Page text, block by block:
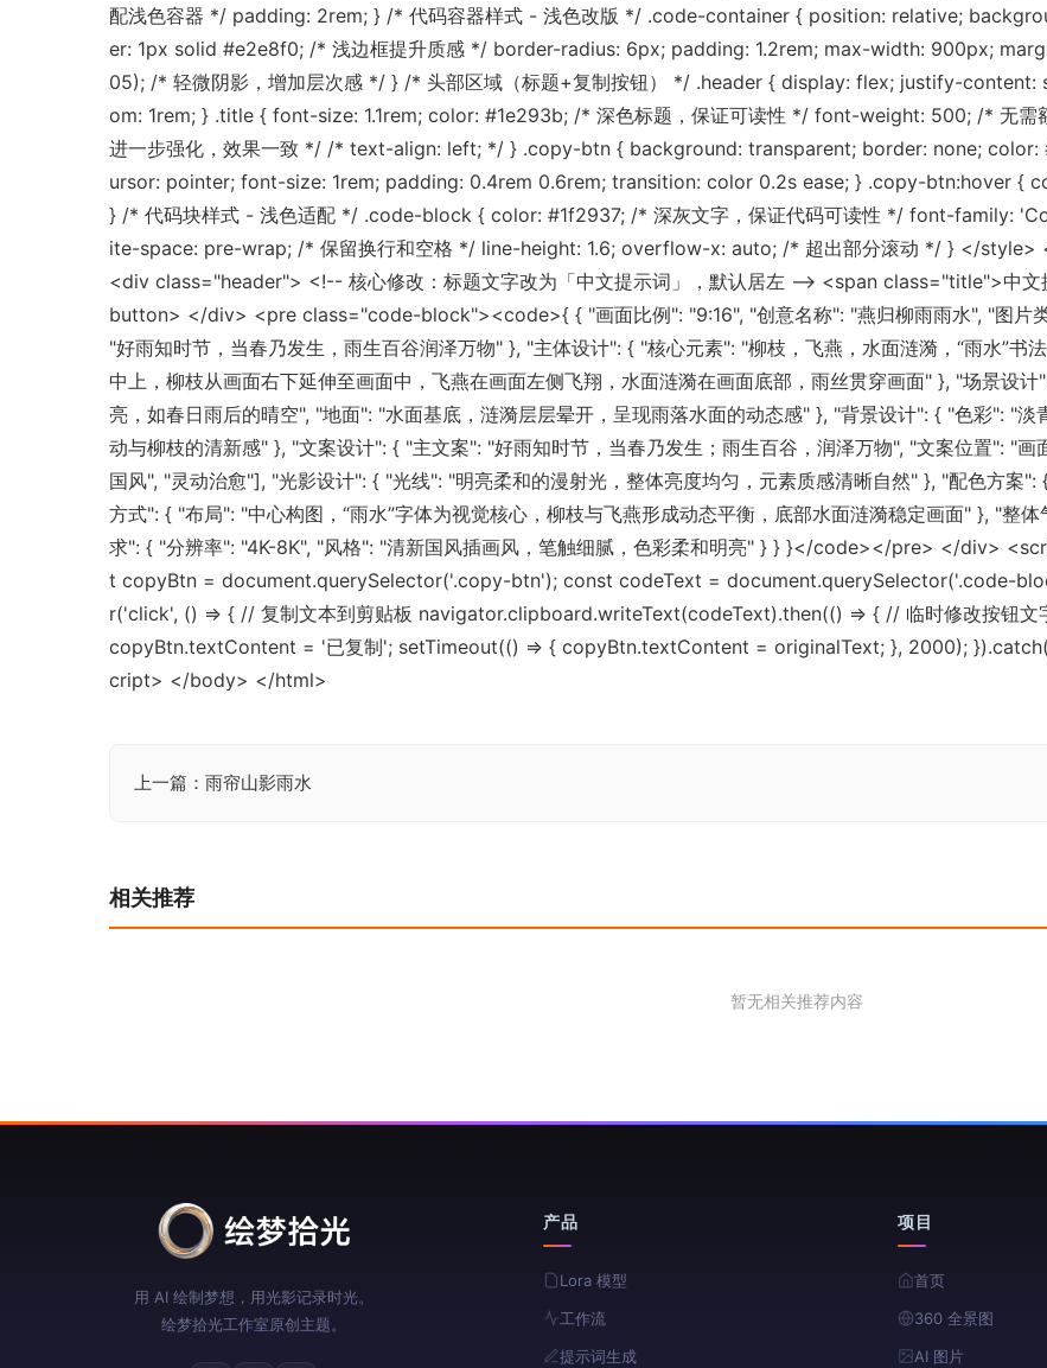
配浅色容器 */ padding: 2rem; } /* 代码容器样式 - 浅色改版 */ .code-container { position: relative;
er: 1px solid #e2e8f0; /* 浅边框提升质感 */ border-radius: 6px; padding: 1.2rem; max-width: 900px;
05); /* 轻微阴影，增加层次感 */ } /* 头部区域（标题+复制按钮） */ .header { display: flex; justify-
om: 1rem; } .title { font-size: 1.1rem; color: #1e293b; /* 深色标题，保证可读性 */ font-weight: 500; /* 无需
进一步强化，效果一致 */ /* text-align: left; */ } .copy-btn { background: transparent; border: none; color:
ursor: pointer; font-size: 1rem; padding: 0.4rem 0.6rem; transition: color 0.2s ease; } .copy-btn:hover {
} /* 代码块样式 - 浅色适配 */ .code-block { color: #1f2937; /* 深灰文字，保证代码可读性 */ font-family:
ite-space: pre-wrap; /* 保留换行和空格 */ line-height: 1.6; overflow-x: auto; /* 超出部分滚动 */ } </
<div class="header"> <!-- 核心修改：标题文字改为「中文提示词」，默认居左 --> <span class="title">
button> </div> <pre class="code-block"><code>{ { "画面比例": "9:16", "创意名称": "燕归柳雨雨水", "图片
"好雨知时节，当春乃发生，雨生百谷润泽万物" }, "主体设计": { "核心元素": "柳枝，飞燕，水面涟漪，“雨水”书
中上，柳枝从画面右下延伸至画面中，飞燕在画面左侧飞翔，水面涟漪在画面底部，雨丝贯穿画面" }, "场景设
亮，如春日雨后的晴空", "地面": "水面基底，涟漪层层晕开，呈现雨落水面的动态感" }, "背景设计": { "色彩": "
动与柳枝的清新感" }, "文案设计": { "主文案": "好雨知时节，当春乃发生；雨生百谷，润泽万物", "文案位置": "
国风", "灵动治愈"], "光影设计": { "光线": "明亮柔和的漫射光，整体亮度均匀，元素质感清晰自然" }, "配色方案
方式": { "布局": "中心构图，“雨水”字体为视觉核心，柳枝与飞燕形成动态平衡，底部水面涟漪稳定画面" }, "整
求": { "分辨率": "4K-8K", "风格": "清新国风插画风，笔触细腻，色彩柔和明亮" } } }</code></pre> </div>
t copyBtn = document.querySelector('.copy-btn'); const codeText = document.querySelector('.code-
r('click', () => { // 复制文本到剪贴板 navigator.clipboard.writeText(codeText).then(() => { // 临时修改按钮
copyBtn.textContent = '已复制'; setTimeout(() => { copyBtn.textContent = originalText; }, 2000);
cript> </body> </html>
文
航
上一篇：雨帘山影雨水
相关推荐
暂无相关推荐内容
用 AI 绘制梦想，用光影记录时光。
绘梦拾光工作室原创主题。
产品
Lora 模型
工作流
提示词生成
项目
首页
360 全景图
AI 图片